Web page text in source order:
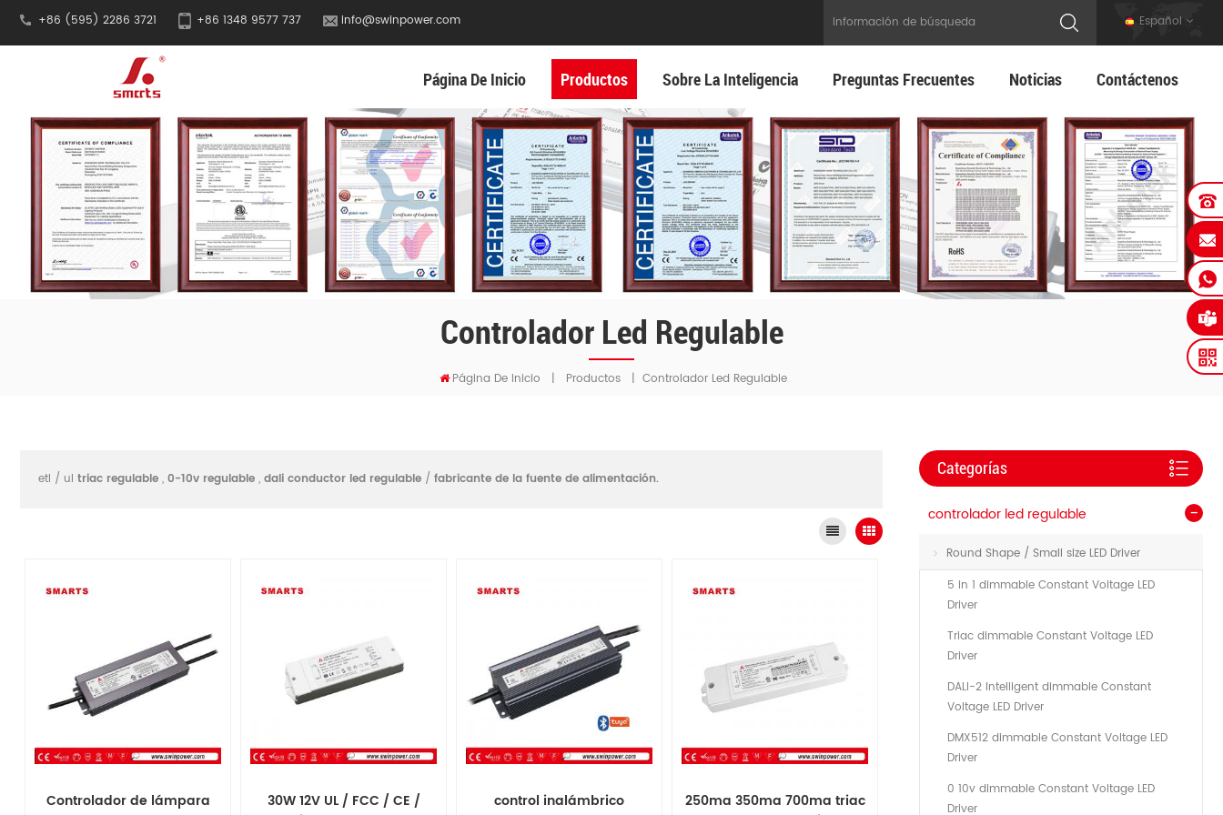
+86 (595) 2286 3721 +86 1348 9577 737 info@swinpower.com Español
Página De Inicio Productos Sobre La Inteligencia Preguntas Frecuentes Noticias Contáctenos
Controlador Led Regulable
Página De Inicio | Productos | Controlador Led Regulable
Categorías
controlador led regulable
Round Shape / Small size LED Driver
5 in 1 dimmable Constant Voltage LED
Driver
Triac dimmable Constant Voltage LED
Driver
DALI-2 Intelligent dimmable Constant
Voltage LED Driver
DMX512 dimmable Constant Voltage LED
Driver
0 10v dimmable Constant Voltage LED
Driver
etl / ul triac regulable , 0-10v regulable , dali conductor led regulable / fabricante de la fuente de alimentación.
Controlador de lámpara
30W 12V UL / FCC / CE /
control inalámbrico
250ma 350ma 700ma triac